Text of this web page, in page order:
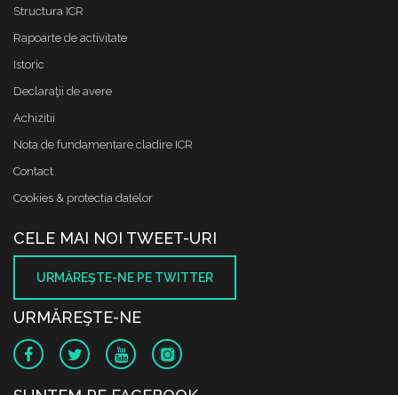
Structura ICR
Rapoarte de activitate
Istoric
Declaraţii de avere
Achizitii
Nota de fundamentare cladire ICR
Contact
Cookies & protectia datelor
CELE MAI NOI TWEET-URI
URMĂREŞTE-NE PE TWITTER
URMĂREŞTE-NE